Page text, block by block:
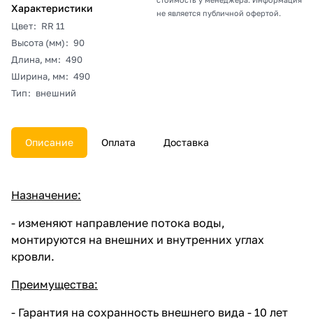
Характеристики
Цвет: RR 11
Высота (мм): 90
Длина, мм: 490
Ширина, мм: 490
Тип: внешний
не является публичной офертой.
Описание Оплата Доставка
Назначение:
- изменяют направление потока воды,
монтируются на внешних и внутренних углах
кровли.
Преимущества:
- Гарантия на сохранность внешнего вида - 10 лет